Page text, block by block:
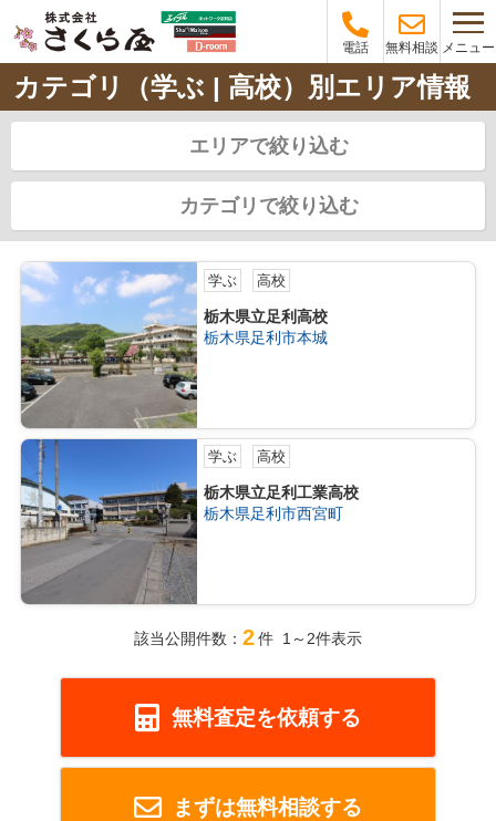
電話 無料相談 メニュー
カテゴリ（学ぶ | 高校）別エリア情報
エリアで絞り込む
カテゴリで絞り込む
学ぶ 高校
栃木県立足利高校
栃木県足利市本城
学ぶ 高校
栃木県立足利工業高校
栃木県足利市西宮町
該当公開件数： 2件 1～2件表示
無料査定を依頼する
まずは無料相談する